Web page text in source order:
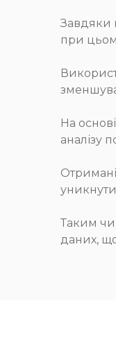
Завдяки
при
На
аналізу
Таким
даних,